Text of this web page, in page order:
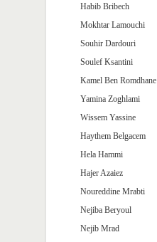
Habib Bribech
Mokhtar Lamouchi
Souhir Dardouri
Soulef Ksantini
Kamel Ben Romdhane
Yamina Zoghlami
Wissem Yassine
Haythem Belgacem
Hela Hammi
Hajer Azaiez
Noureddine Mrabti
Nejiba Beryoul
Nejib Mrad